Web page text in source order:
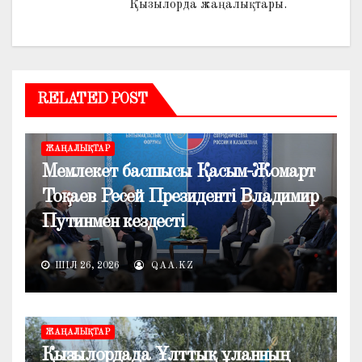
Қызылорда жаңалықтары.
RELATED POST
ЖАҢАЛЫҚТАР
Мемлекет басшысы Қасым-Жомарт
Тоқаев Ресей Президенті Владимир
Путинмен кездесті
ШІЛ 26, 2026 QAA.KZ
ЖАҢАЛЫҚТАР
Қызылордада Ұлттық ұланның